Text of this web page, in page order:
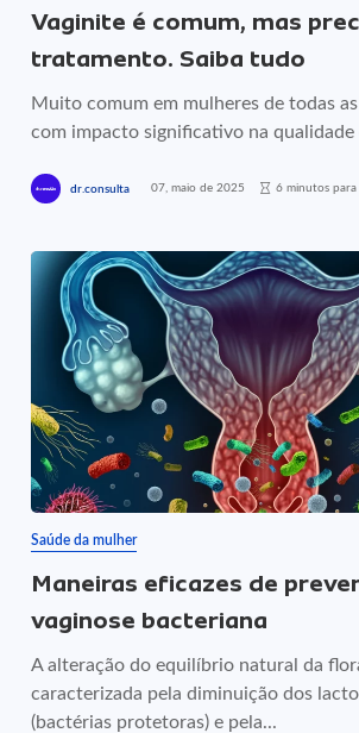
Vaginite é comum, mas
tratamento. Saiba tudo
Muito comum em mulheres de todas
com impacto significativo na qualidade
dr.consulta 07, maio de 2025 6 minutos para
Saúde da mulher
Maneiras eficazes de
vaginose bacteriana
A alteração do equilíbrio natural da
caracterizada pela diminuição dos
(bactérias protetoras) e pela...